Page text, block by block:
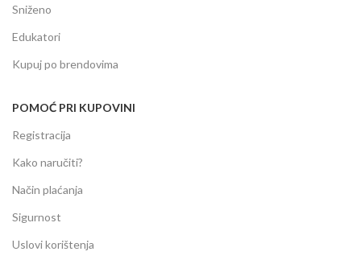
Sniženo
Edukatori
Kupuj po brendovima
POMOĆ PRI KUPOVINI
Registracija
Kako naručiti?
Način plaćanja
Sigurnost
Uslovi korištenja